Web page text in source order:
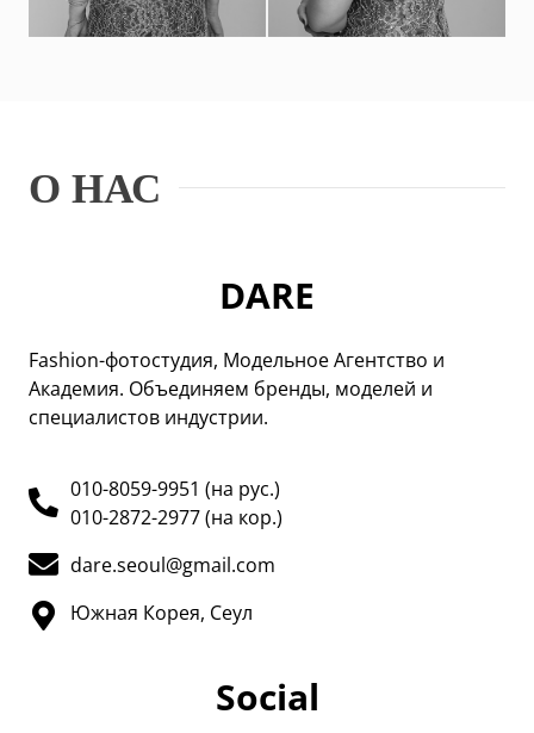
О НАС
DARE
Fashion-фотостудия, Модельное Агентство и
Академия. Объединяем бренды, моделей и
специалистов индустрии.
010-8059-9951 (на рус.)
010-2872-2977 (на кор.)
dare.seoul@gmail.com
Южная Корея, Сеул
Social